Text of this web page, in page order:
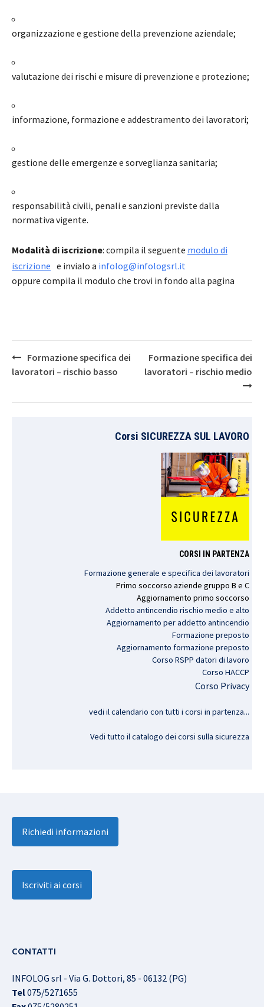
organizzazione e gestione della prevenzione aziendale;
valutazione dei rischi e misure di prevenzione e protezione;
informazione, formazione e addestramento dei lavoratori;
gestione delle emergenze e sorveglianza sanitaria;
responsabilità civili, penali e sanzioni previste dalla
normativa vigente.
Modalità di iscrizione: compila il seguente modulo di
iscrizione e invialo a infolog@infologsrl.it
oppure compila il modulo che trovi in fondo alla pagina
Post
navigation
Formazione specifica dei
lavoratori – rischio basso
Formazione specifica dei
lavoratori – rischio medio
Corsi SICUREZZA SUL LAVORO
CORSI IN PARTENZA
Formazione generale e specifica dei lavoratori
Primo soccorso aziende gruppo B e C
Aggiornamento primo soccorso
Addetto antincendio rischio medio e alto
Aggiornamento per addetto antincendio
Formazione preposto
Aggiornamento formazione preposto
Corso RSPP datori di lavoro
Corso HACCP
Corso Privacy
vedi il calendario con tutti i corsi in partenza...
Vedi tutto il catalogo dei corsi sulla sicurezza
Richiedi informazioni
Iscriviti ai corsi
CONTATTI
INFOLOG srl - Via G. Dottori, 85 - 06132 (PG)
Tel075/5271655